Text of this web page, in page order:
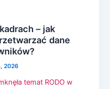
– jak
dane
2026
temat RODO w